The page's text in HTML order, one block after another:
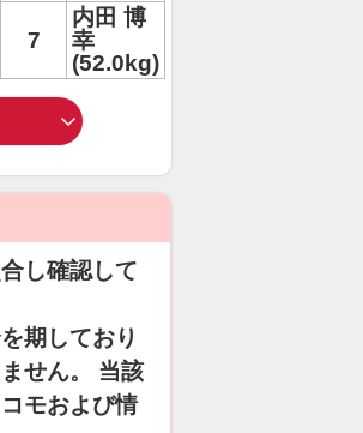
7
内田 博
幸
(52.0kg)
し確認して
期しており
せん。 当該
モおよび情